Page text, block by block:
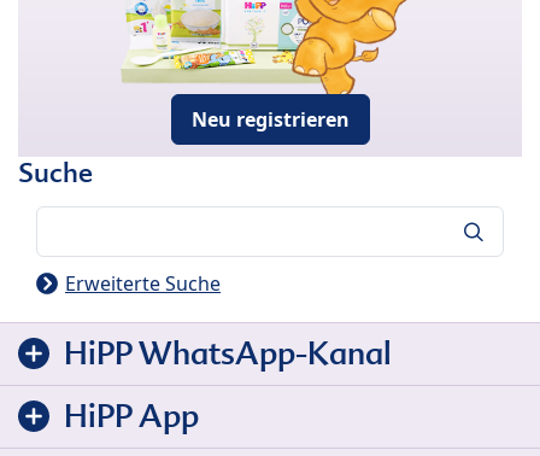
Neu registrieren
Suche
Erweiterte Suche
HiPP WhatsApp-Kanal
HiPP App